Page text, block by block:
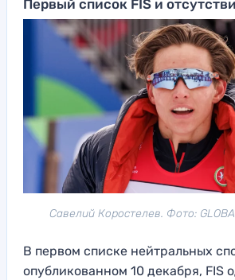
Первый список FIS и
Савелий Коростелев. Фото:
В первом списке нейтральных
опубликованном 10 декабря, FIS